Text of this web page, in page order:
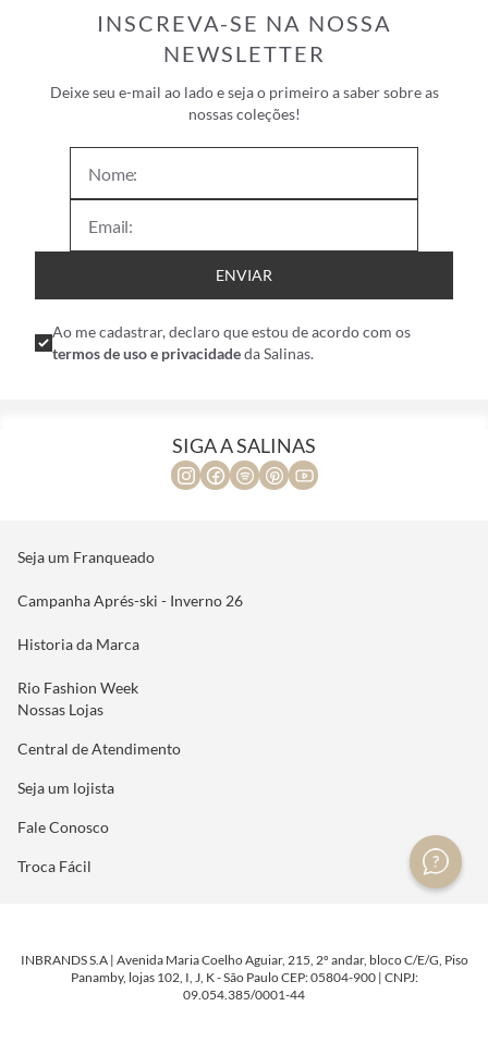
INSCREVA-SE NA NOSSA
NEWSLETTER
Deixe seu e-mail ao lado e seja o primeiro a saber sobre as
nossas coleções!
ENVIAR
Ao me cadastrar, declaro que estou de acordo com os
termos de uso e privacidadeda Salinas.
SIGA A SALINAS
Seja um Franqueado
Campanha Aprés-ski - Inverno 26
Historia da Marca
Rio Fashion Week
Nossas Lojas
Central de Atendimento
Seja um lojista
Fale Conosco
Troca Fácil
INBRANDS S.A | Avenida Maria Coelho Aguiar, 215, 2º andar, bloco C/E/G, Piso
Panamby, lojas 102, I, J, K - São Paulo CEP: 05804-900 | CNPJ:
09.054.385/0001-44